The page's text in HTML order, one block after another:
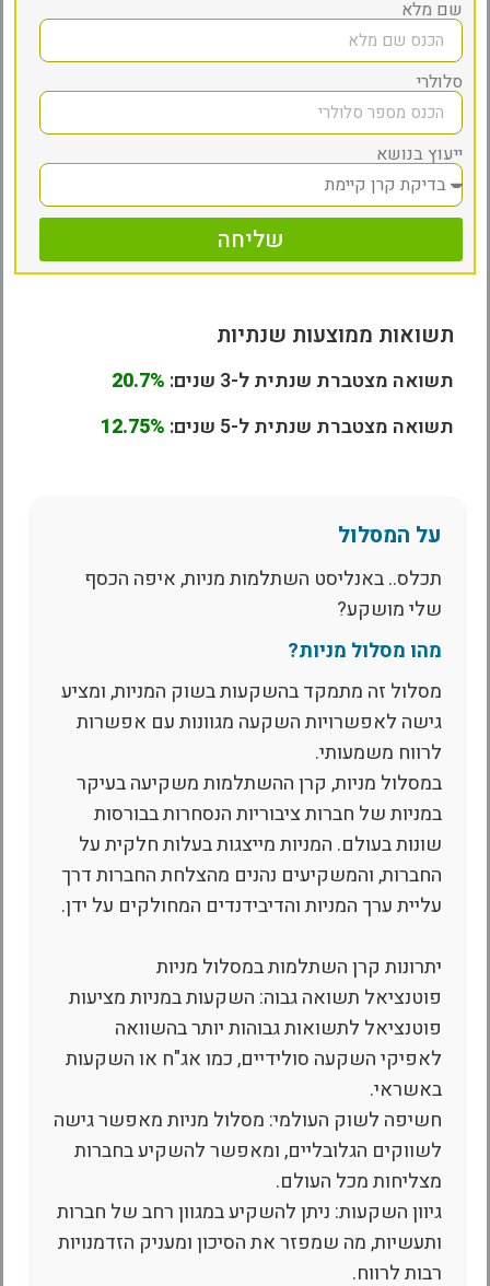
שם מלא
סלולרי
ייעוץ בנושא
שליחה
תשואות ממוצעות שנתיות
תשואה מצטברת שנתית ל-3 שנים:
20.7%
תשואה מצטברת שנתית ל-5 שנים:
12.75%
על המסלול
תכלס.. באנליסט השתלמות מניות, איפה הכסף
שלי מושקע?
מהו מסלול מניות?
מסלול זה מתמקד בהשקעות בשוק המניות, ומציע
גישה לאפשרויות השקעה מגוונות עם אפשרות
לרווח משמעותי.
במסלול מניות, קרן ההשתלמות משקיעה בעיקר
במניות של חברות ציבוריות הנסחרות בבורסות
שונות בעולם. המניות מייצגות בעלות חלקית על
החברות, והמשקיעים נהנים מהצלחת החברות דרך
עליית ערך המניות והדיבידנדים המחולקים על ידן.
יתרונות קרן השתלמות במסלול מניות
פוטנציאל תשואה גבוה: השקעות במניות מציעות
פוטנציאל לתשואות גבוהות יותר בהשוואה
לאפיקי השקעה סולידיים, כמו אג"ח או השקעות
באשראי.
חשיפה לשוק העולמי: מסלול מניות מאפשר גישה
לשווקים הגלובליים, ומאפשר להשקיע בחברות
מצליחות מכל העולם.
גיוון השקעות: ניתן להשקיע במגוון רחב של חברות
ותעשיות, מה שמפזר את הסיכון ומעניק הזדמנויות
רבות לרווח.